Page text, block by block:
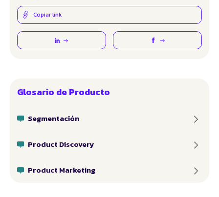
Copiar link
Glosario de Producto
Segmentación
Product Discovery
Product Marketing